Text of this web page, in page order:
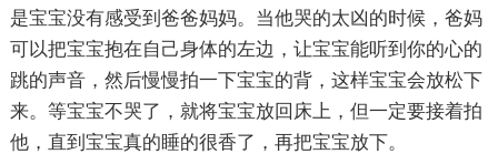
是宝宝没有感受到爸爸妈妈。当他哭的太凶的时候，爸妈
可以把宝宝抱在自己身体的左边，让宝宝能听到你的心的
跳的声音，然后慢慢拍一下宝宝的背，这样宝宝会放松下
来。等宝宝不哭了，就将宝宝放回床上，但一定要接着拍
他，直到宝宝真的睡的很香了，再把宝宝放下。